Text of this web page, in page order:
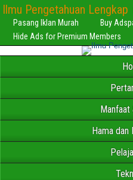
Ilmu Pengetahuan Lengkap
Pasang Iklan Murah
Buy
Hide Ads for Premium Members
Manfaat
Hama dan